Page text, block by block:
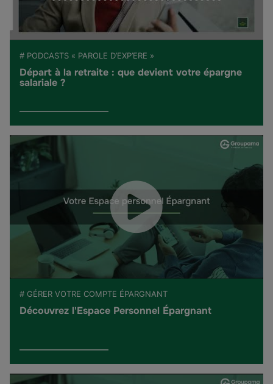
# PODCASTS « PAROLE D’EXP’ERE »
Départ à la retraite : que devient votre épargne
salariale ?
# GÉRER VOTRE COMPTE ÉPARGNANT
Découvrez l'Espace Personnel Épargnant